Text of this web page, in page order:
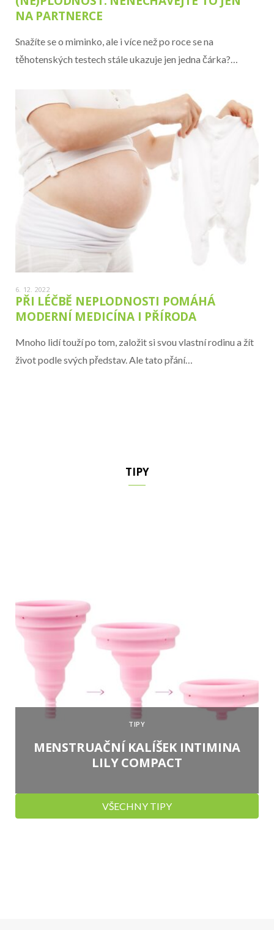
NA PARTNERCE
Snažíte se o miminko, ale i více než po roce se na
těhotenských testech stále ukazuje jen jedna čárka?…
6. 12. 2022
PŘI LÉČBĚ NEPLODNOSTI POMÁHÁ
MODERNÍ MEDICÍNA I PŘÍRODA
Mnoho lidí touží po tom, založit si svou vlastní rodinu a žít
život podle svých představ. Ale tato přání…
TIPY
TIPY
MENSTRUAČNÍ KALÍŠEK INTIMINA
LILY COMPACT
VŠECHNY TIPY